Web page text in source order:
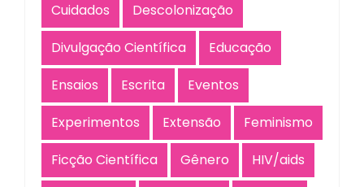
Cuidados
Descolonização
Divulgação Científica
Educação
Ensaios
Escrita
Eventos
Experimentos
Extensão
Feminismo
Ficção Científica
Gênero
HIV/aids